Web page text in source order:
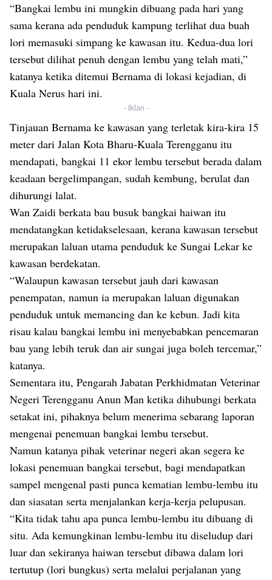
“Bangkai lembu ini mungkin dibuang pada hari yang
sama kerana ada penduduk kampung terlihat dua buah
lori memasuki simpang ke kawasan itu. Kedua-dua lori
tersebut dilihat penuh dengan lembu yang telah mati,”
katanya ketika ditemui Bernama di lokasi kejadian, di
Kuala Nerus hari ini.
- Iklan -
Tinjauan Bernama ke kawasan yang terletak kira-kira 15
meter dari Jalan Kota Bharu-Kuala Terengganu itu
mendapati, bangkai 11 ekor lembu tersebut berada dalam
keadaan bergelimpangan, sudah kembung, berulat dan
dihurungi lalat.
Wan Zaidi berkata bau busuk bangkai haiwan itu
mendatangkan ketidakselesaan, kerana kawasan tersebut
merupakan laluan utama penduduk ke Sungai Lekar ke
kawasan berdekatan.
“Walaupun kawasan tersebut jauh dari kawasan
penempatan, namun ia merupakan laluan digunakan
penduduk untuk memancing dan ke kebun. Jadi kita
risau kalau bangkai lembu ini menyebabkan pencemaran
bau yang lebih teruk dan air sungai juga boleh tercemar,”
katanya.
Sementara itu, Pengarah Jabatan Perkhidmatan Veterinar
Negeri Terengganu Anun Man ketika dihubungi berkata
setakat ini, pihaknya belum menerima sebarang laporan
mengenai penemuan bangkai lembu tersebut.
Namun katanya pihak veterinar negeri akan segera ke
lokasi penemuan bangkai tersebut, bagi mendapatkan
sampel mengenal pasti punca kematian lembu-lembu itu
dan siasatan serta menjalankan kerja-kerja pelupusan.
“Kita tidak tahu apa punca lembu-lembu itu dibuang di
situ. Ada kemungkinan lembu-lembu itu diseludup dari
luar dan sekiranya haiwan tersebut dibawa dalam lori
tertutup (lori bungkus) serta melalui perjalanan yang